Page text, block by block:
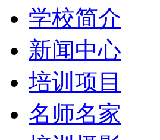
学校简介
新闻中心
培训项目
名师名家